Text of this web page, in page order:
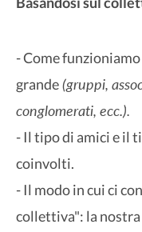
- Come
grande(gruppi,
conglomerati, ecc.).
- Il tipo di amici e il
coinvolti.
- Il modo in cui ci
collettiva": la nostra